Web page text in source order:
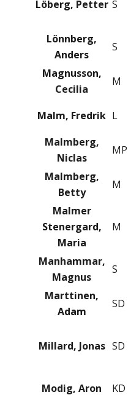
Löberg, Petter S
Lönnberg,
Anders
S
Magnusson,
Cecilia
M
Malm, Fredrik L
Malmberg,
Niclas
MP
Malmberg,
Betty
M
Malmer
Stenergard,
Maria
M
Manhammar,
Magnus
S
Marttinen,
Adam
SD
Millard, Jonas SD
Modig, Aron KD